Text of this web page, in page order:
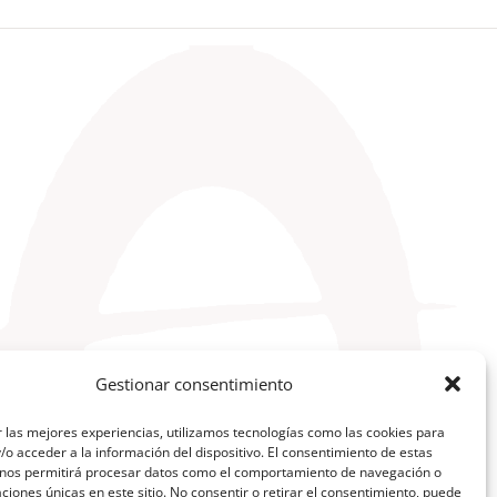
Gestionar consentimiento
las mejores experiencias, utilizamos tecnologías como las cookies para
acceder a la información del dispositivo. El consentimiento de estas
permitirá procesar datos como el comportamiento de navegación o
únicas en este sitio. No consentir o retirar el consentimiento, puede